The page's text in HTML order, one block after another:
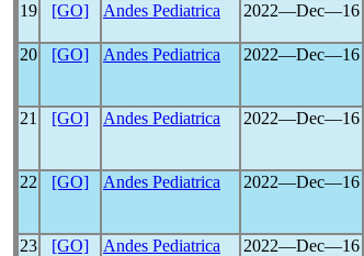
19
[GO] Andes Pediatrica 2022―Dec―16
20
[GO] Andes Pediatrica 2022―Dec―16
21
[GO] Andes Pediatrica 2022―Dec―16
22
[GO] Andes Pediatrica 2022―Dec―16
23
[GO] Andes Pediatrica 2022―Dec―16